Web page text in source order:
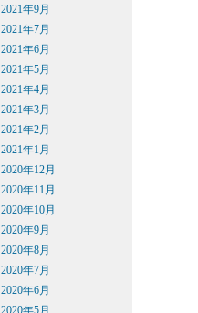
2021年9月
2021年7月
2021年6月
2021年5月
2021年4月
2021年3月
2021年2月
2021年1月
2020年12月
2020年11月
2020年10月
2020年9月
2020年8月
2020年7月
2020年6月
2020年5月